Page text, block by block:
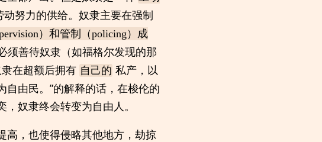
努力的供给。奴隶主要在强制
）和管制（policing）成
须善待奴隶（如福格尔发现的那
在超额后拥有 自己的 私产，以
由民。”的解释的话，在梭伦的
奴隶终会转变为自由人。
高，也使得侵略其他地方，劫掠